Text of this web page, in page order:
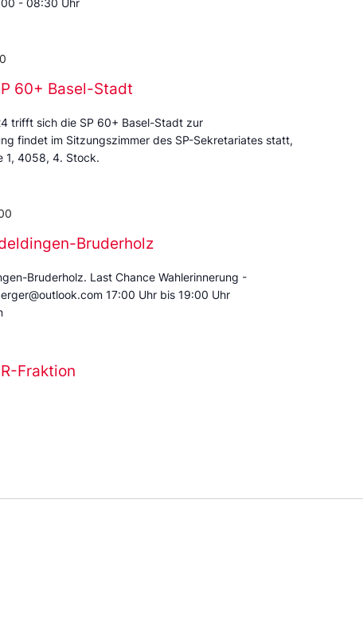
- 08:30 Uhr
60+ Basel-Stadt
trifft sich die SP 60+ Basel-Stadt zur
findet im Sitzungszimmer des SP-Sekretariates statt,
1, 4058, 4. Stock.
Bruderholz
Bruderholz. Last Chance Wahlerinnerung -
17:00 Uhr bis 19:00 Uhr
Fraktion